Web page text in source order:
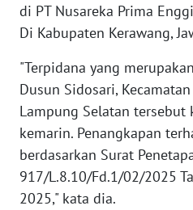
di PT Nusareka Prima
Di Kabupaten Kerawang,
"Terpidana yang
Dusun Sidosari,
Lampung Selatan
kemarin. Penangkapan
berdasarkan Surat
917/L.8.10/Fd.1/02/2025
2025," kata dia.
WN
KEPRI
WN
PAPUA
WN
PAPUA
BARAT